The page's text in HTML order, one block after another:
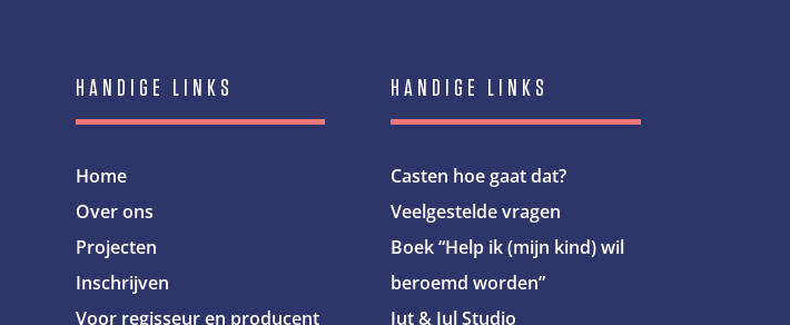
HANDIGE LINKS
Home
Over ons
Projecten
Inschrijven
Voor regisseur en producent
HANDIGE LINKS
Casten hoe gaat dat?
Veelgestelde vragen
Boek “Help ik (mijn kind) wil
beroemd worden”
Jut & Jul Studio